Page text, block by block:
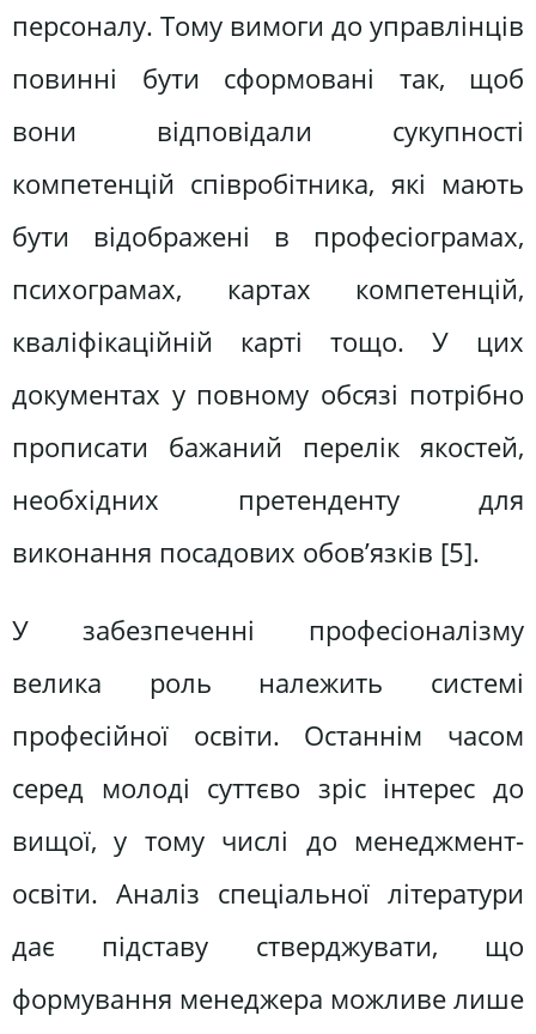
персоналу. Тому вимоги до управлінців
повинні бути сформовані так, щоб
вони відповідали сукупності
компетенцій співробітника, які мають
бути відображені в професіограмах,
психограмах, картах компетенцій,
кваліфікаційній карті тощо. У цих
документах у повному обсязі потрібно
прописати бажаний перелік якостей,
необхідних претенденту для
виконання посадових обов’язків [5].
У забезпеченні професіоналізму
велика роль належить системі
професійної освіти. Останнім часом
серед молоді суттєво зріс інтерес до
вищої, у тому числі до менеджмент-
освіти. Аналіз спеціальної літератури
дає підставу стверджувати, що
формування менеджера можливе лише